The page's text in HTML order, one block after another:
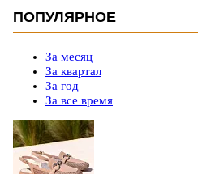
ПОПУЛЯРНОЕ
За месяц
За квартал
За год
За все время